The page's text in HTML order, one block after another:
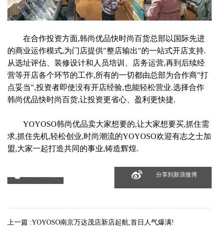
在合作投资方面,韩尚优品快时尚百货总部以国际先进
的商业运作模式,为门店提供"整店输出"的一站式开店支持.
从选址评估、装修设计和人员培训、店务运营,再到后续经
营等开店各个环节的工作,所有的一切都由总部为合作商"打
点妥当",投资者即使没有开店经验,也能轻松营业.选择合作
韩尚优品快时尚百货,让投资更省心、盈利更快捷.
YOYOSO韩尚优品卖大家想要的,让大家想要买,抓住需
求,抓住先机,轻松创业,时尚潮流的YOYOSO欢迎有志之士加
盟,大家一起打造共同的事业,铸造辉煌.
分享到新浪微博
上一篇 :YOYOSO南京万达茂店新店起航,首日人气爆满!